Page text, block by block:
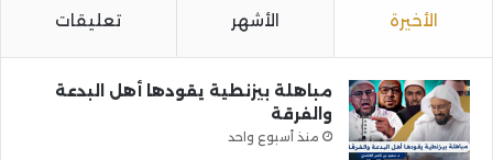
الأخيرة الأشهر تعليقات
مباهلة بيزنطية يقودها أهل البدعة
والفرقة
منذ أسبوع واحد